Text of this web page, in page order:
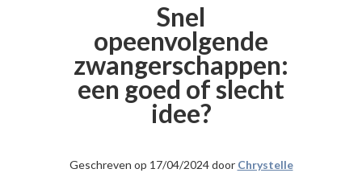
Snel
opeenvolgende
zwangerschappen:
een goed of slecht
idee?
Geschreven op 17/04/2024 door Chrystelle